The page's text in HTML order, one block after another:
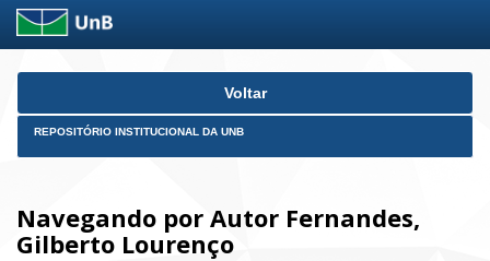
Skip
Voltar
REPOSITÓRIO INSTITUCIONAL DA UNB
Navegando por Autor Fernandes,
Gilberto Lourenço